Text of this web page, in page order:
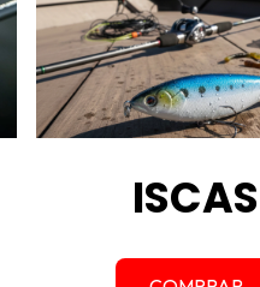
ISCAS